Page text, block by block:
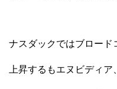
ナスダックではブロード
上昇するもエヌビディア